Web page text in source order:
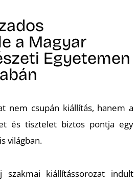
a Magyar
Egyetemen
nem csupán kiállítás, hanem a
és tisztelet biztos pontja egy
világban.
kiállítássorozat indult